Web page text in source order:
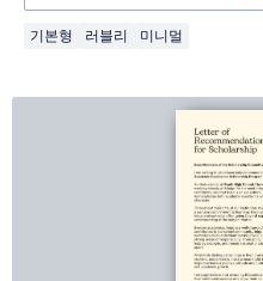
기본형 러블리 미니멀